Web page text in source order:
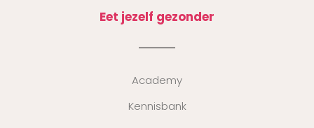
Eet jezelf gezonder
Academy
Kennisbank